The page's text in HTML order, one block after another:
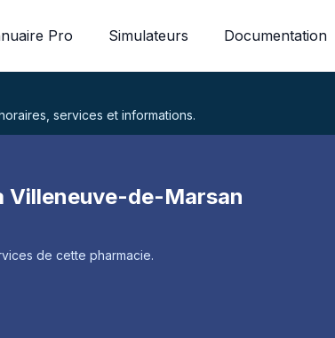
Pro Simulateurs Documentation
services et informations.
Villeneuve-de-Marsan
de cette pharmacie.